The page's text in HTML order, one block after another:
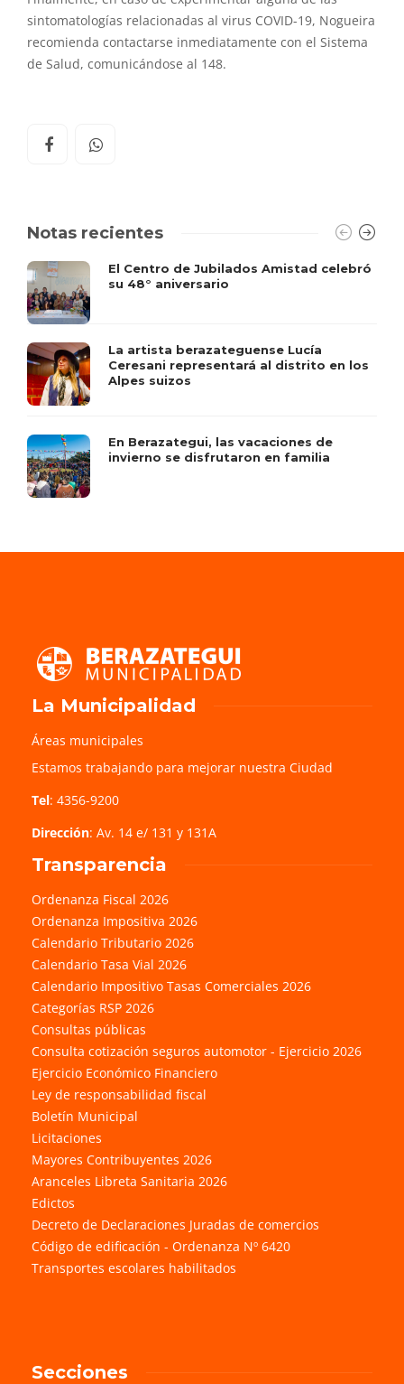
sintomatologías relacionadas al virus COVID-19, Nogueira
recomienda contactarse inmediatamente con el Sistema
de Salud, comunicándose al 148.
Notas recientes
El Centro de Jubilados Amistad celebró
su 48° aniversario
La artista berazateguense Lucía
Ceresani representará al distrito en los
Alpes suizos
En Berazategui, las vacaciones de
invierno se disfrutaron en familia
La Municipalidad
Áreas municipales
Estamos trabajando para mejorar nuestra Ciudad
Tel: 4356-9200
Dirección: Av. 14 e/ 131 y 131A
Transparencia
Ordenanza Fiscal 2026
Ordenanza Impositiva 2026
Calendario Tributario 2026
Calendario Tasa Vial 2026
Calendario Impositivo Tasas Comerciales 2026
Categorías RSP 2026
Consultas públicas
Consulta cotización seguros automotor - Ejercicio 2026
Ejercicio Económico Financiero
Ley de responsabilidad fiscal
Boletín Municipal
Licitaciones
Mayores Contribuyentes 2026
Aranceles Libreta Sanitaria 2026
Edictos
Decreto de Declaraciones Juradas de comercios
Código de edificación - Ordenanza Nº 6420
Transportes escolares habilitados
Secciones